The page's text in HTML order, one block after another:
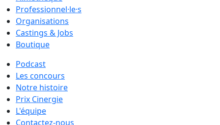
Professionnel·le·s
Organisations
Castings & Jobs
Boutique
Podcast
Les concours
Notre histoire
Prix Cinergie
L'équipe
Contactez-nous